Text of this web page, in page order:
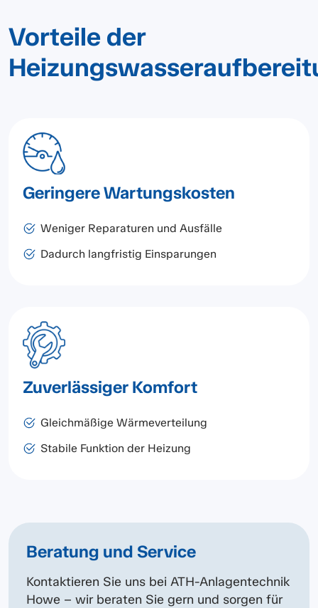
Vorteile der
Geringere Wartungskosten
Weniger Reparaturen und Ausfälle
Dadurch langfristig Einsparungen
Zuverlässiger Komfort
Gleichmäßige Wärmeverteilung
Stabile Funktion der Heizung
Beratung und Service
Kontaktieren Sie uns bei ATH-Anlagentechnik
Howe – wir beraten Sie gern und sorgen für